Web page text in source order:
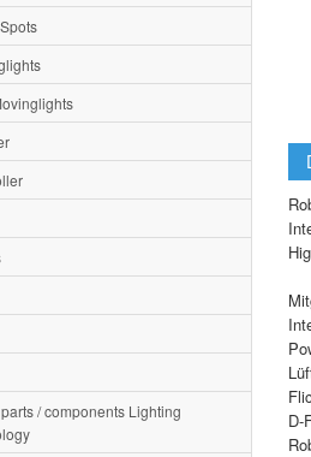
/ components Lighting
D-